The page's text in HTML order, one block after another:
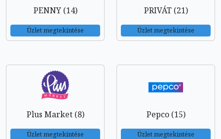
PENNY (14)
Üzlet megtekintése
PRIVÁT (21)
Üzlet megtekintése
Plus Market (8)
Üzlet megtekintése
Pepco (15)
Üzlet megtekintése